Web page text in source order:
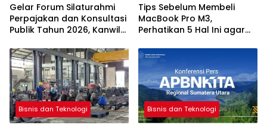
Gelar Forum Silaturahmi
Perpajakan dan Konsultasi
Publik Tahun 2026, Kanwil
dengan Pemangku
Kepentingan
Tips Sebelum Membeli
MacBook Pro M3,
Perhatikan 5 Hal Ini agar
Bisnis dan Teknologi Bisnis dan Teknologi